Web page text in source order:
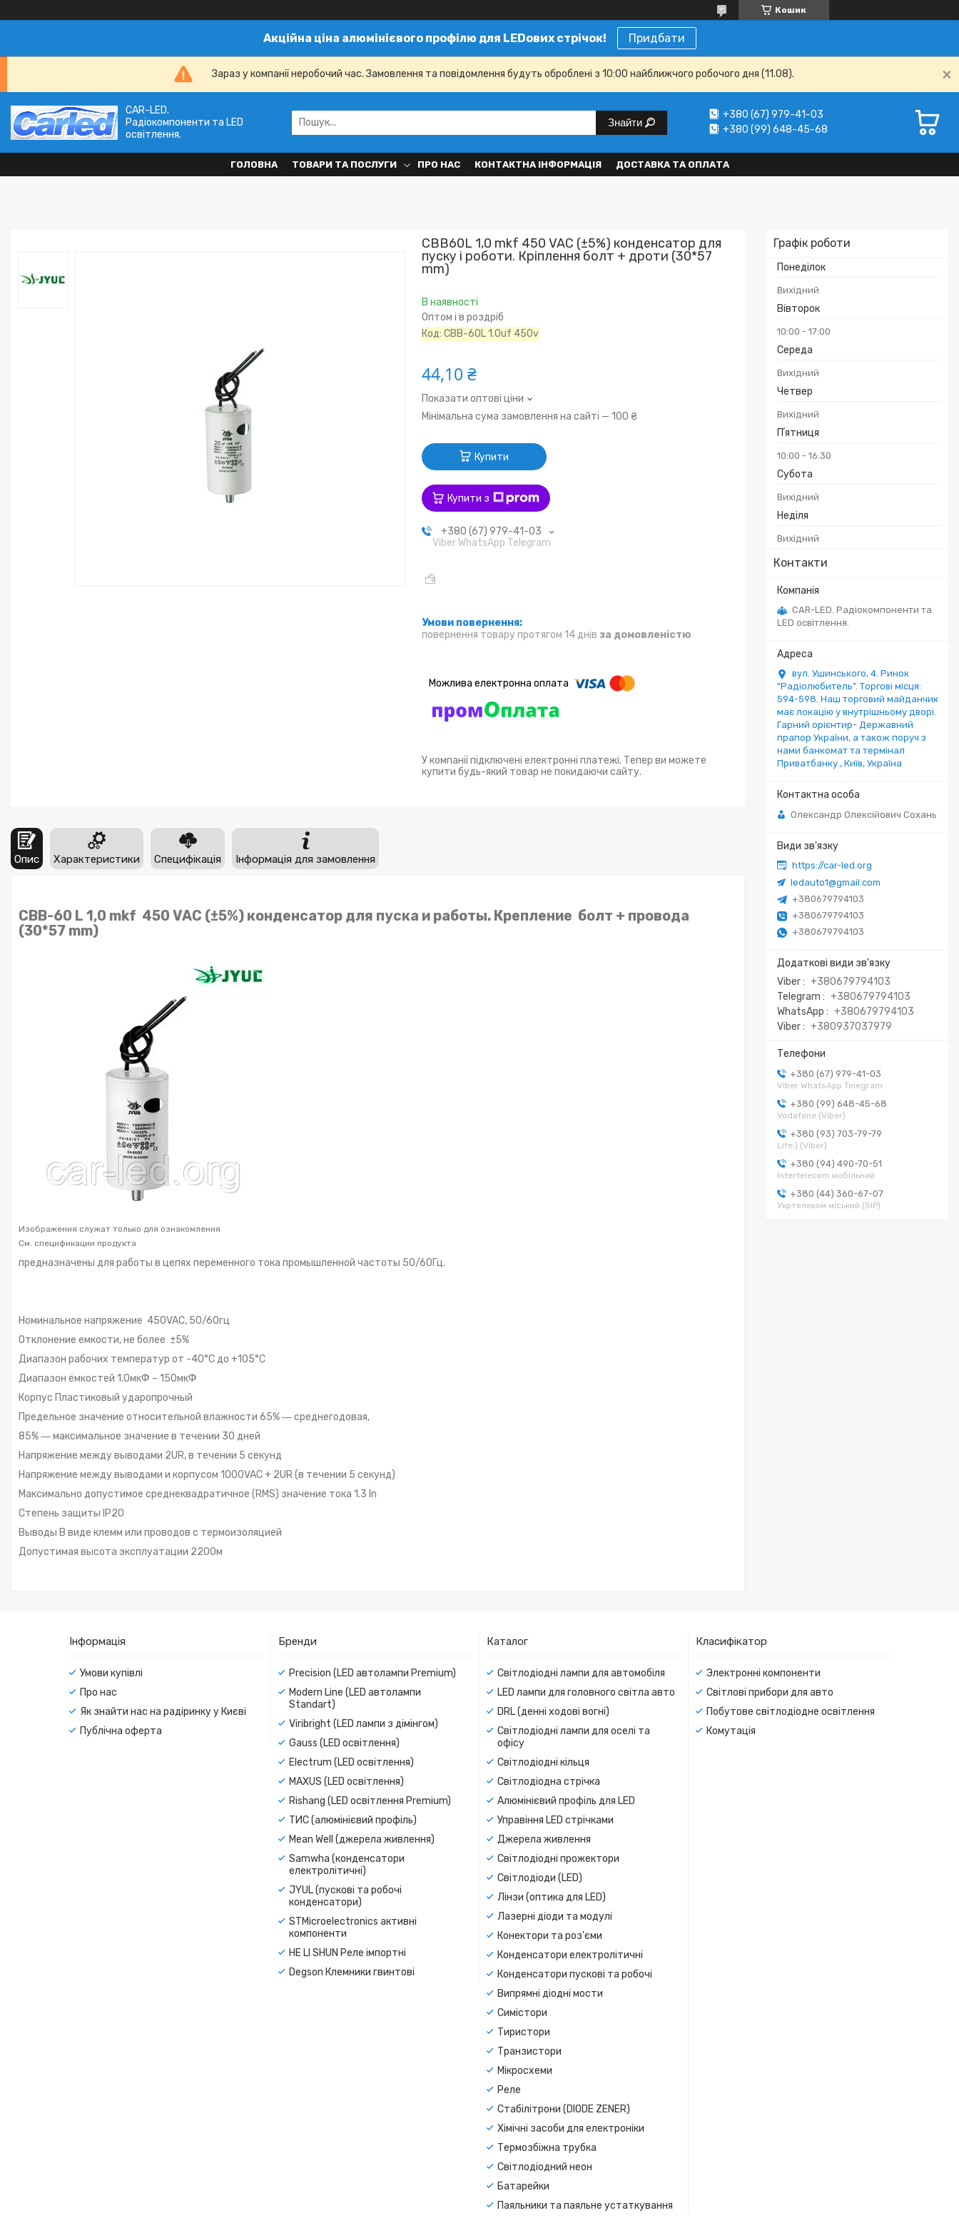
Кошик
Акційна ціна алюмінієвого профілю для LEDових стрічок! Придбати
Зараз у компанії неробочий час. Замовлення та повідомлення будуть оброблені з 10:00 найближчого робочого дня (11.08).
CAR-LED.
Радіокомпоненти та LED
освітлення.
Знайти
+380 (67) 979-41-03
+380 (99) 648-45-68
ГОЛОВНА ТОВАРИ ТА ПОСЛУГИ ПРО НАС КОНТАКТНА ІНФОРМАЦІЯ ДОСТАВКА ТА ОПЛАТА
Графік роботи
Понеділок
Вихідний
Вівторок
10:00 17:00
Середа
Вихідний
Четвер
Вихідний
Пʼятниця
10:00 16:30
Субота
Вихідний
Неділя
Вихідний
Контакти
CAR-LED. Радіокомпоненти та
LED освітлення.
вул. Ушинського, 4. Ринок
"Радіолюбитель". Торгові місця:
594-598. Наш торговий майданчик
має локацію у внутрішньому дворі.
Гарний орієнтир- Державний
прапор України, а також поруч з
нами банкомат та термінал
Приватбанку., Київ, Україна
Олександр Олексійович Сохань
https://car-led.org
ledauto1@gmail.com
+380679794103
+380679794103
+380679794103
Viber
+380679794103
Telegram
+380679794103
WhatsApp
+380679794103
Viber
+380937037979
+380 (67) 979-41-03
Viber WhatsApp Telegram
+380 (99) 648-45-68
Vodafone (Viber)
+380 (93) 703-79-79
Life:) (Viber)
+380 (94) 490-70-51
Intertelecom мобільний
+380 (44) 360-67-07
Укртелеком міський (SIP)
CBB60L 1,0 mkf 450 VAC (±5%) конденсатор для
пуску і роботи. Кріплення болт + дроти (30*57
mm)
В наявності
Оптом і в роздріб
Код:CBB-60L 1.0uf 450v
44,10 ₴
Показати оптові ціни
Мінімальна сума замовлення на сайті — 100 ₴
Купити
Купити з
+380 (67) 979-41-03
Viber WhatsApp Telegram
повернення товару протягом 14 днів за домовленістю
У компанії підключені електронні платежі. Тепер ви можете
купити будь-який товар не покидаючи сайту.
Опис Характеристики Специфікація Інформація для замовлення
CBB-60 L 1,0 mkf 450 VAC (±5%) конденсатор для пуска и работы. Крепление болт + провода
(30*57 mm)
Изображения служат только для ознакомления
См. спецификации продукта
предназначены для работы в цепях переменного тока промышленной частоты 50/60Гц.
Номинальное напряжение 450VAC, 50/60гц
Отклонение емкости, не более ±5%
Диапазон рабочих температур от -40°С до +105°С
Диапазон ёмкостей 1.0мкФ – 150мкФ
Корпус Пластиковый ударопрочный
Предельное значение относительной влажности 65% ― среднегодовая,
85% ― максимальное значение в течении 30 дней
Напряжение между выводами 2UR, в течении 5 секунд
Напряжение между выводами и корпусом 1000VAC + 2UR (в течении 5 секунд)
Максимально допустимое среднеквадратичное (RMS) значение тока 1.3 In
Степень защиты IP20
Выводы В виде клемм или проводов с термоизоляцией
Допустимая высота эксплуатации 2200м
Інформація
Умови купівлі
Про нас
Як знайти нас на радіринку у Києві
Публічна оферта
Бренди
Precision (LED автолампи Premium)
Modern Line (LED автолампи
Standart)
Viribright (LED лампи з дімінгом)
Gauss (LED освітлення)
Electrum (LED освітлення)
MAXUS (LED освітлення)
Rishang (LED освітлення Premium)
ТИС (алюмінієвий профіль)
Mean Well (джерела живлення)
Samwha (конденсатори
електролітичні)
JYUL (пускові та робочі
конденсатори)
STMicroelectronics активні
компоненти
HE LI SHUN Реле імпортні
Degson Клемники гвинтові
Каталог
Світлодіодні лампи для автомобіля
LED лампи для головного світла авто
DRL (денні ходові вогні)
Світлодіодні лампи для оселі та
офісу
Світлодіодні кільця
Світлодіодна стрічка
Алюмінієвий профіль для LED
Управіння LED стрічками
Джерела живлення
Світлодіодні прожектори
Світлодіоди (LED)
Лінзи (оптика для LED)
Лазерні діоди та модулі
Конектори та роз'єми
Конденсатори електролітичні
Конденсатори пускові та робочі
Випрямні діодні мости
Симістори
Тиристори
Транзистори
Мікросхеми
Реле
Стабілітрони (DIODE ZENER)
Хімічні засоби для електроніки
Термозбіжна трубка
Світлодіодний неон
Батарейки
Паяльники та паяльне устаткування
Класифікатор
Электронні компоненти
Світлові прибори для авто
Побутове світлодіодне освітлення
Комутація